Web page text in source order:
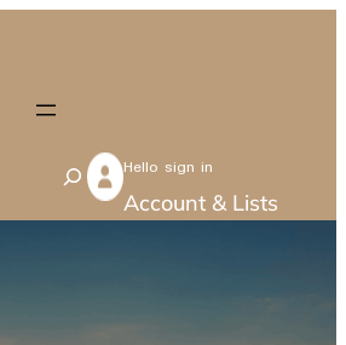
S
e
Hello sign in
Account & Lists